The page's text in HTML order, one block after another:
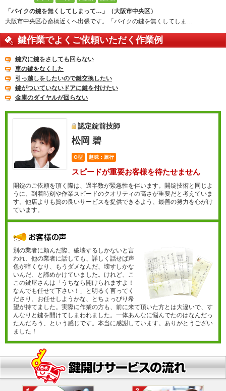
「バイクの鍵を無くしてしまって…」（大阪市中央区）
大阪市中央区心斎橋近くへ出張です。「バイクの鍵を無くしてしま…
鍵作業でよくご依頼いただく作業例
鍵穴に鍵をさしても回らない
車の鍵をなくした
引っ越しをしたいので鍵交換したい
鍵がついていないドアに鍵を付けたい
金庫のダイヤルが回らない
認定錠前技師
松岡 碧
O型 趣味：旅行
スピードが重要お客様を待たせません
開錠のご依頼を頂く際は、過半数が緊急性を伴います。開錠技術と同じよ
うに、到着時刻や作業スピードのクオリティの高さが重要だと考えていま
す。他店よりも質の良いサービスを提供できるよう、最善の努力を心がけ
ています。
別の業者に頼んだ際、破壊するしかないと言
われ、他の業者に話しても、詳しく話せば声
色が暗くなり、もうダメなんだ、壊すしかな
いんだ、と諦めかけていました。けれど、こ
この鍵屋さんは「うちなら開けられますよ！
なんでも任せて下さい！」と明るく言ってく
ださり、お任せしようかな、とちょっぴり希
望が持てました。実際に作業の方も、前に来て頂いた方とは大違いで、す
んなりと鍵を開けてしまわれました。一体あんなに悩んでたのはなんだっ
たんだろう、という感じです。本当に感謝しています。ありがとうござい
ました！